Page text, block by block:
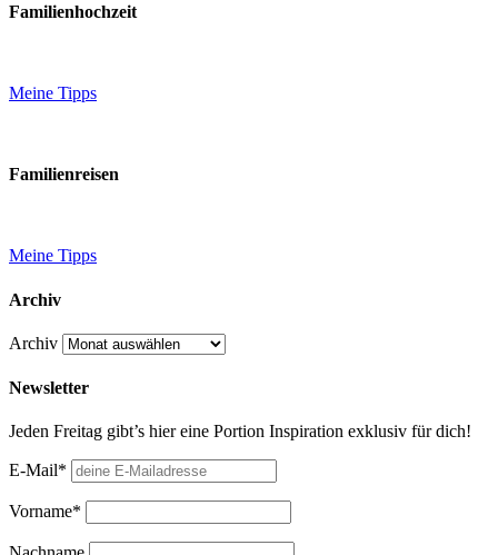
Familienhochzeit
Meine Tipps
Familienreisen
Meine Tipps
Archiv
Archiv
Newsletter
Jeden Freitag gibt’s hier eine Portion Inspiration exklusiv für dich!
E-Mail*
Vorname*